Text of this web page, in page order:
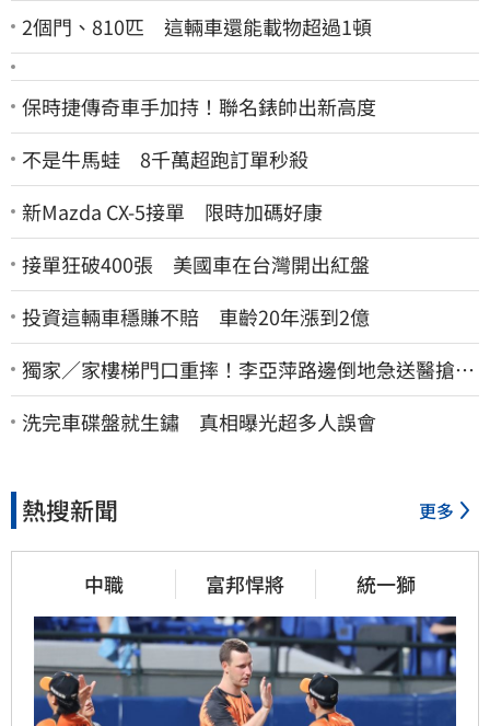
2個門、810匹 這輛車還能載物超過1頓
保時捷傳奇車手加持！聯名錶帥出新高度
不是牛馬蛙 8千萬超跑訂單秒殺
新Mazda CX-5接單 限時加碼好康
接單狂破400張 美國車在台灣開出紅盤
投資這輛車穩賺不賠 車齡20年漲到2億
獨家／家樓梯門口重摔！李亞萍路邊倒地急送醫搶
命 「最新傷況」曝
洗完車碟盤就生鏽 真相曝光超多人誤會
熱搜新聞 更多
中職 富邦悍將 統一獅